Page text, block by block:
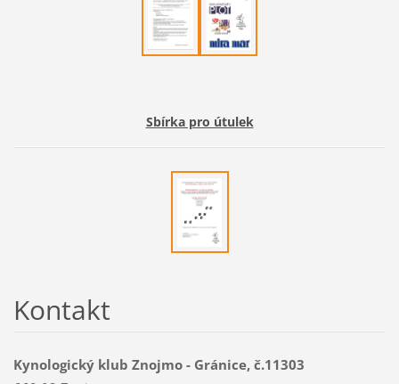
Sbírka pro útulek
Kontakt
Kynologický klub Znojmo - Gránice, č.11303